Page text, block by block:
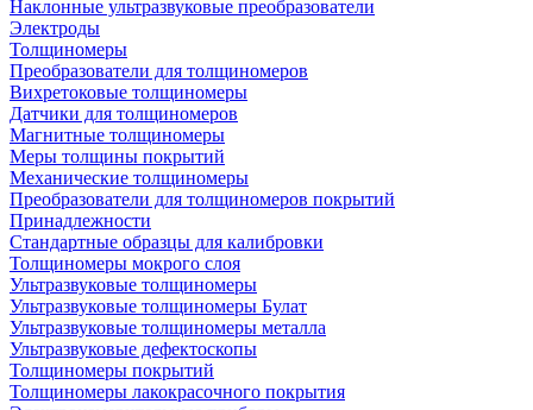
Наклонные ультразвуковые преобразователи
Электроды
Толщиномеры
Преобразователи для толщиномеров
Вихретоковые толщиномеры
Датчики для толщиномеров
Магнитные толщиномеры
Меры толщины покрытий
Механические толщиномеры
Преобразователи для толщиномеров покрытий
Принадлежности
Стандартные образцы для калибровки
Толщиномеры мокрого слоя
Ультразвуковые толщиномеры
Ультразвуковые толщиномеры Булат
Ультразвуковые толщиномеры металла
Ультразвуковые дефектоскопы
Толщиномеры покрытий
Толщиномеры лакокрасочного покрытия